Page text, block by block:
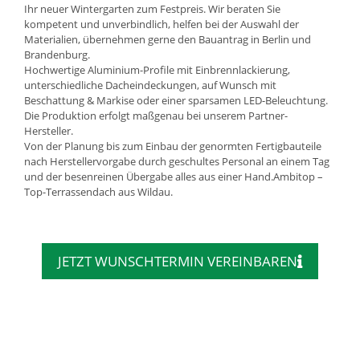
Ihr neuer Wintergarten zum Festpreis. Wir beraten Sie
kompetent und unverbindlich, helfen bei der Auswahl der
Materialien, übernehmen gerne den Bauantrag in Berlin und
Brandenburg.
Hochwertige Aluminium-Profile mit Einbrennlackierung,
unterschiedliche Dacheindeckungen, auf Wunsch mit
Beschattung & Markise oder einer sparsamen LED-Beleuchtung.
Die Produktion erfolgt maßgenau bei unserem Partner-
Hersteller.
Von der Planung bis zum Einbau der genormten Fertigbauteile
nach Herstellervorgabe durch geschultes Personal an einem Tag
und der besenreinen Übergabe alles aus einer Hand.Ambitop –
Top-Terrassendach aus Wildau.
JETZT WUNSCHTERMIN VEREINBAREN